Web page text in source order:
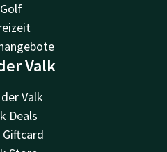
Golf
Valk
Valk
Deals
Giftcard